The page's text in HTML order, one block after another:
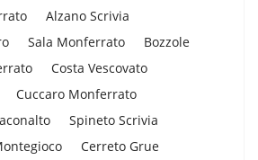
Alzano Scrivia
Sala Monferrato
Bozzole
Costa Vescovato
Cuccaro Monferrato
Spineto Scrivia
Cerreto Grue